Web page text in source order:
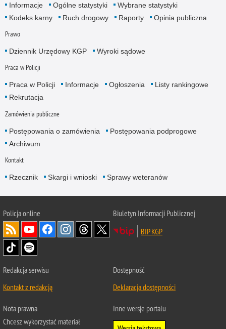
Informacje Ogólne statystyki
Wybrane statystyki
Kodeks karny
Ruch drogowy Raporty Opinia publiczna
Prawo
Dziennik Urzędowy KGP Wyroki sądowe
Praca w Policji
Praca w Policji Informacje Ogłoszenia
Listy rankingowe
Rekrutacja
Zamówienia publiczne
Postępowania o zamówienia
Postępowania podprogowe
Archiwum
Kontakt
Rzecznik Skargi i wnioski Sprawy weteranów
Policjaonline
Biuletyn Informacji Publicznej
BIP KGP
Redakcja serwisu
Kontakt z redakcją
Dostępność
Deklaracja dostępności
Nota prawna
Chcesz wykorzystać materiał
Inne wersje portalu